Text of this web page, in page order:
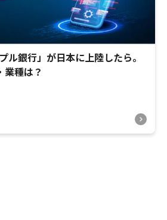
ル銀行」が日本に上陸したら。
業種は？